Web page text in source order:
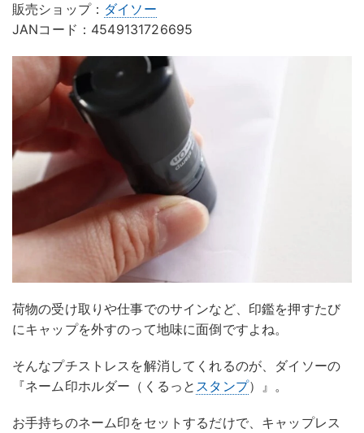
販売ショップ： ダイソー
JANコード：4549131726695
荷物の受け取りや仕事でのサインなど、印鑑を押すたび
にキャップを外すのって地味に面倒ですよね。
そんなプチストレスを解消してくれるのが、ダイソーの
『ネーム印ホルダー（くるっと スタンプ）』。
お手持ちのネーム印をセットするだけで、キャップレス